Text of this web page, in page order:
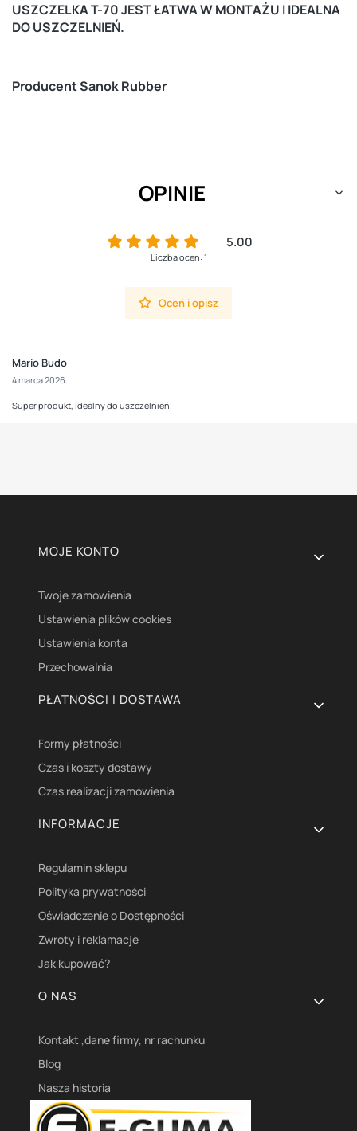
USZCZELKA T-70 JEST ŁATWA W MONTAŻU I IDEALNA
DO USZCZELNIEŃ.
Producent Sanok Rubber
OPINIE
5.00
Liczba ocen: 1
Oceń i opisz
Mario Budo
4 marca 2026
Super produkt, idealny do uszczelnień.
Linki w stopce
MOJE KONTO
Twoje zamówienia
Ustawienia plików cookies
Ustawienia konta
Przechowalnia
PŁATNOŚCI I DOSTAWA
Formy płatności
Czas i koszty dostawy
Czas realizacji zamówienia
INFORMACJE
Regulamin sklepu
Polityka prywatności
Oświadczenie o Dostępności
Zwroty i reklamacje
Jak kupować?
O NAS
Kontakt ,dane firmy, nr rachunku
Blog
Nasza historia